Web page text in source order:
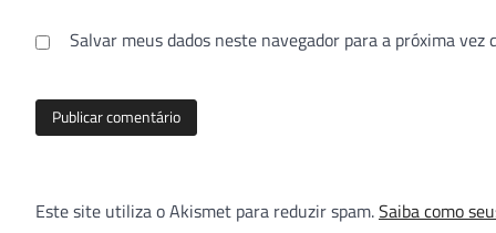
Salvar meus dados neste navegador para a próxima vez
Este site utiliza o Akismet para reduzir spam.Saiba como